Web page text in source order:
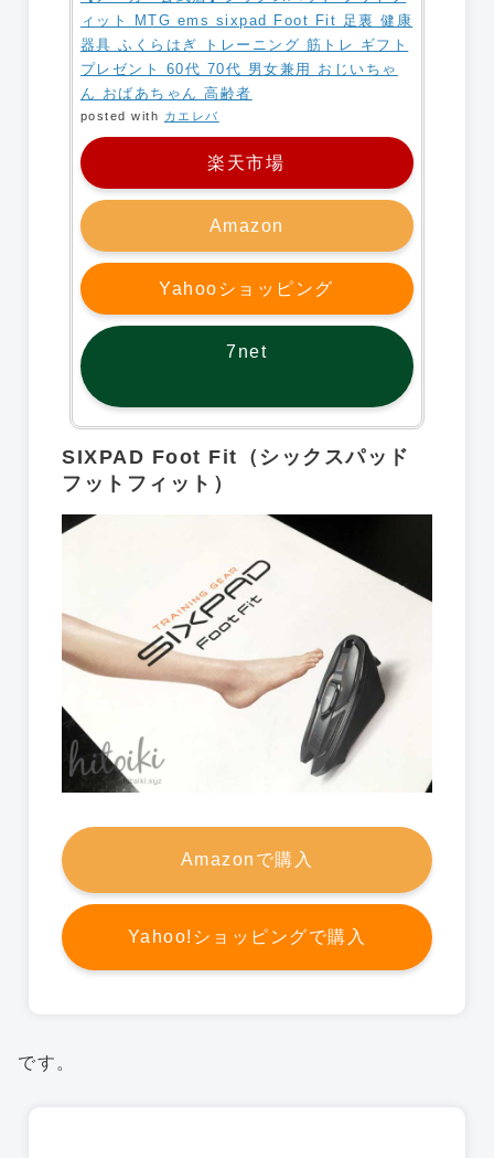
ィット MTG ems sixpad Foot Fit 足裏 健康
器具 ふくらはぎ トレーニング 筋トレ ギフト
プレゼント 60代 70代 男女兼用 おじいちゃ
ん おばあちゃん 高齢者
posted with カエレバ
楽天市場
Amazon
Yahooショッピング
7net
SIXPAD Foot Fit（シックスパッド
フットフィット）
Amazonで購入
Yahoo!ショッピングで購入
です。